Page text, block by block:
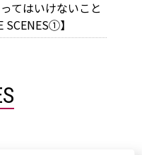
てはいけないこと
SCENES①】